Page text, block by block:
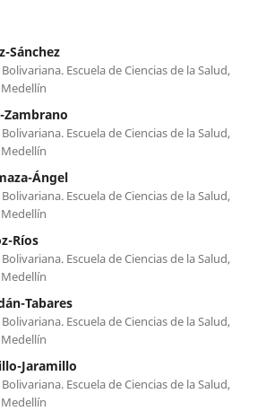
Sánchez
Escuela de Ciencias de la Salud,
Zambrano
Escuela de Ciencias de la Salud,
Ángel
Escuela de Ciencias de la Salud,
Ríos
Escuela de Ciencias de la Salud,
Tabares
Escuela de Ciencias de la Salud,
Jaramillo
Escuela de Ciencias de la Salud,